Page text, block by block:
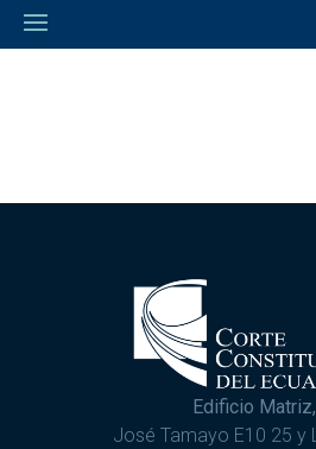
Edificio
José Tamayo E10 25 y